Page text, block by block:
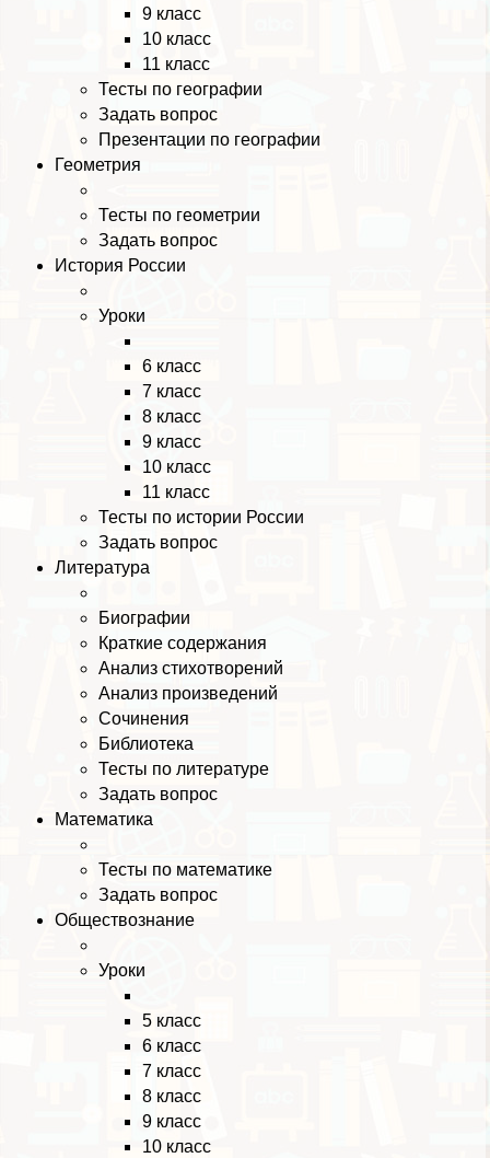
9 класс
10 класс
11 класс
Тесты по географии
Задать вопрос
Презентации по географии
Геометрия
Тесты по геометрии
Задать вопрос
История России
Уроки
6 класс
7 класс
8 класс
9 класс
10 класс
11 класс
Тесты по истории России
Задать вопрос
Литература
Биографии
Краткие содержания
Анализ стихотворений
Анализ произведений
Сочинения
Библиотека
Тесты по литературе
Задать вопрос
Математика
Тесты по математике
Задать вопрос
Обществознание
Уроки
5 класс
6 класс
7 класс
8 класс
9 класс
10 класс